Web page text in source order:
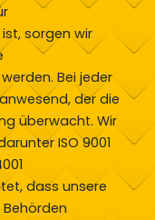
sorgen wir
Bei jeder
der die
überwacht. Wir
ISO 9001
dass unsere